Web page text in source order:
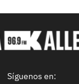
Síguenos en: